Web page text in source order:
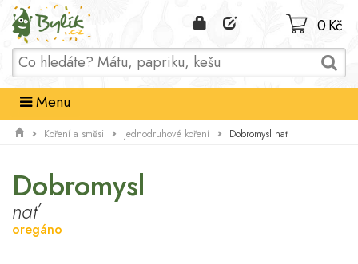
Domů
0 Kč
Menu
Koření a směsi Jednodruhové koření Dobromysl nať
Dobromysl
nať
oregáno